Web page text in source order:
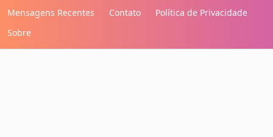
Mensagens Recentes
Contato
Política de Privacidade
Sobre